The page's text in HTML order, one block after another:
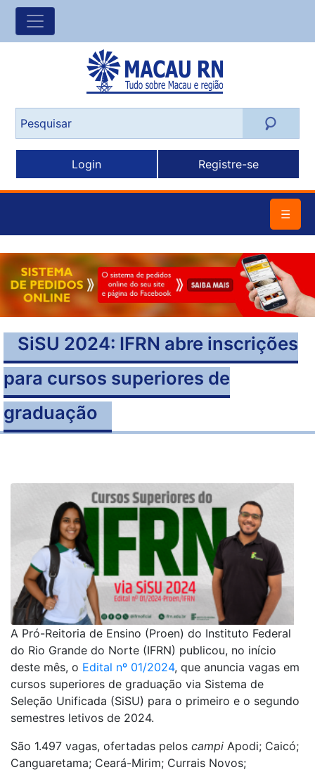
Login Registre-se
☰
SiSU 2024: IFRN abre inscrições
para cursos superiores de
graduação
A Pró-Reitoria de Ensino (Proen) do Instituto Federal
do Rio Grande do Norte (IFRN) publicou, no início
deste mês, o Edital nº 01/2024, que anuncia vagas em
cursos superiores de graduação via Sistema de
Seleção Unificada (SiSU) para o primeiro e o segundo
semestres letivos de 2024.
São 1.497 vagas, ofertadas pelos campi Apodi; Caicó;
Canguaretama; Ceará-Mirim; Currais Novos;